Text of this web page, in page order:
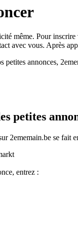
même. Pour
avec vous. Après
petites annonces,
petites
2ememain.be se fait
entrez :